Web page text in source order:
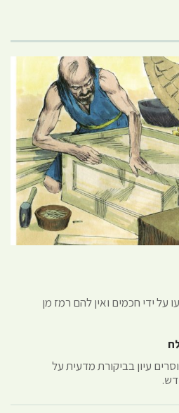
ידי חכמים ואין להם רמז מן
עיון בביקורת מדעית על